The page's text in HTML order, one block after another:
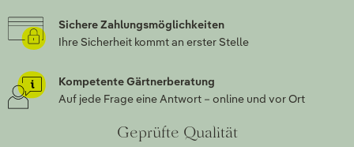
Sichere Zahlungsmöglichkeiten
Ihre Sicherheit kommt an erster Stelle
Kompetente Gärtnerberatung
Auf jede Frage eine Antwort – online und vor Ort
Geprüfte Qualität